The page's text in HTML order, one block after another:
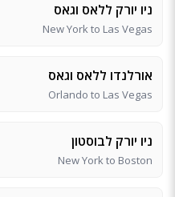
ניו יורק ללאס וגאס
New York to Las Vegas
אורלנדו ללאס וגאס
Orlando to Las Vegas
ניו יורק לבוסטון
New York to Boston